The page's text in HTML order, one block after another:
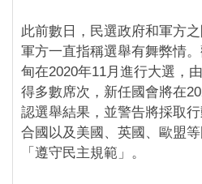
此前數日，民選政府和軍方
軍方一直指稱選舉有舞弊情
甸在2020年11月進行大選，
得多數席次，新任國會將在
認選舉結果，並警告將採取
合國以及美國、英國、歐盟
「遵守民主規範」。